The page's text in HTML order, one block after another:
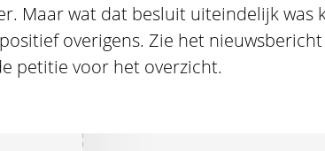
Maar wat dat besluit uiteindelijk was
overigens. Zie het nieuwsbericht
petitie voor het overzicht.